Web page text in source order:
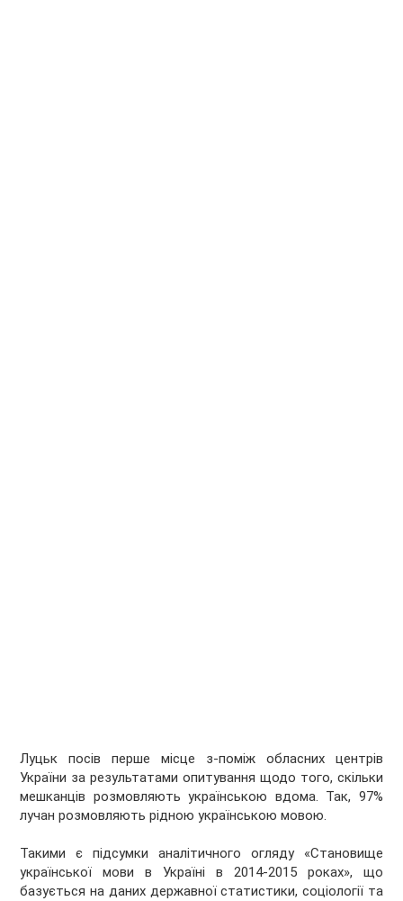
Луцьк посів перше місце з-поміж обласних центрів
України за результатами опитування щодо того, скільки
мешканців розмовляють українською вдома. Так, 97%
лучан розмовляють рідною українською мовою.
Такими є підсумки аналітичного огляду «Становище
української мови в Україні в 2014-2015 роках», що
базується на даних державної статистики, соціології та